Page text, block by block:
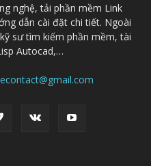
nghệ, tải phần mềm Link
dẫn cài đặt chi tiết. Ngoài
sư tìm kiếm phần mềm, tài
Autocad,…